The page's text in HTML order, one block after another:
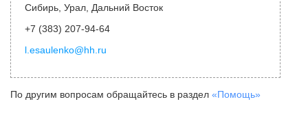
Сибирь, Урал, Дальний Восток
+7 (383) 207-94-64
l.esaulenko@hh.ru
По другим вопросам обращайтесь в раздел «Помощь»